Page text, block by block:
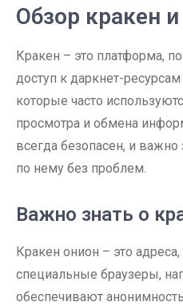
Обзор кракен
Кракен – это платформа,
доступ к даркнет-
которые часто
просмотра и обмена
всегда безопасен, и важно
по нему без проблем.
Важно знать о
Кракен онион – это
специальные браузеры,
обеспечивают